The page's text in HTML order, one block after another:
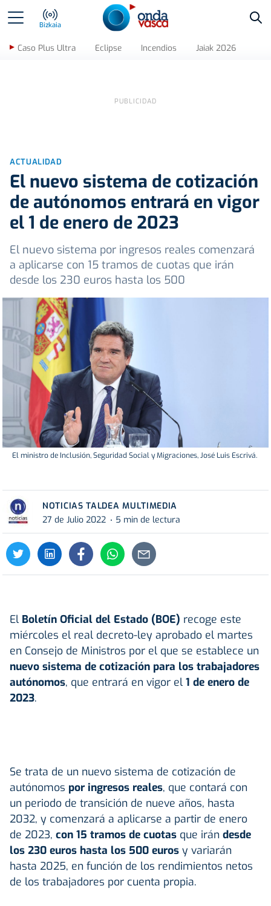
Bizkaia
Caso Plus Ultra Eclipse Incendios Jaiak 2026
ACTUALIDAD
El nuevo sistema de cotización
de autónomos entrará en vigor
el 1 de enero de 2023
El nuevo sistema por ingresos reales comenzará
a aplicarse con 15 tramos de cuotas que irán
desde los 230 euros hasta los 500
El ministro de Inclusión, Seguridad Social y Migraciones, José Luis Escrivá.
NOTICIAS TALDEA MULTIMEDIA
27 de Julio 2022
5 min de lectura
El Boletín Oficial del Estado (BOE) recoge este
miércoles el real decreto-ley aprobado el martes
en Consejo de Ministros por el que se establece un
nuevo sistema de cotización para los trabajadores
autónomos, que entrará en vigor el 1 de enero de
2023.
Se trata de un nuevo sistema de cotización de
autónomos por ingresos reales, que contará con
un periodo de transición de nueve años, hasta
2032, y comenzará a aplicarse a partir de enero
de 2023, con 15 tramos de cuotas que irán desde
los 230 euros hasta los 500 euros y variarán
hasta 2025, en función de los rendimientos netos
de los trabajadores por cuenta propia.